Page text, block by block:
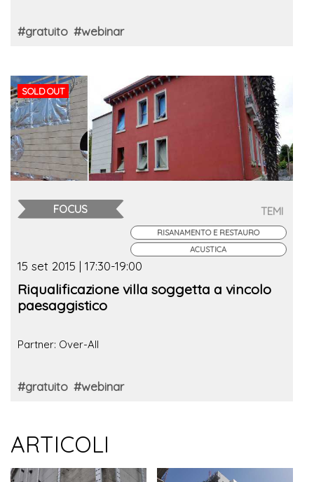
#gratuito #webinar
SOLD OUT
FOCUS TEMI
RISANAMENTO E RESTAURO
ACUSTICA
15 set 2015 | 17:30-19:00
Riqualificazione villa soggetta a vincolo
paesaggistico
Partner: Over-All
#gratuito #webinar
ARTICOLI